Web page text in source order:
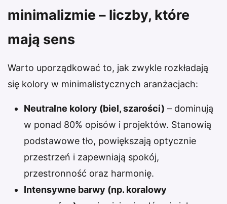
minimalizmie – liczby, które
mają sens
Warto uporządkować to, jak zwykle rozkładają
się kolory w minimalistycznych aranżacjach:
Neutralne kolory (biel, szarości) – dominują
w ponad 80% opisów i projektów. Stanowią
podstawowe tło, powiększają optycznie
przestrzeń i zapewniają spokój,
przestronność oraz harmonię.
Intensywne barwy (np. koralowy